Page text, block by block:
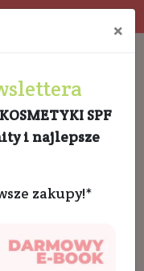
×
KOSMETYKI SPF
i najlepsze
zakupy!*